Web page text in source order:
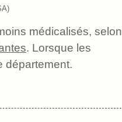
médicalisés, selon
. Lorsque les
département.